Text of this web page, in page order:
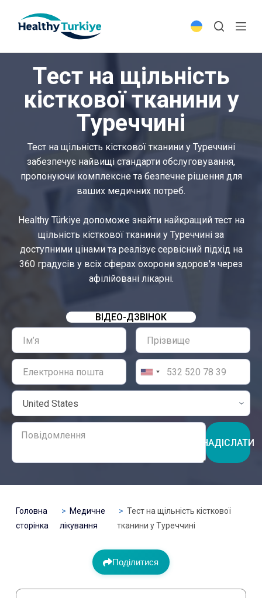
p
Тест на щільність
кісткової тканини у
Туреччині
Тест на щільність кісткової тканини у Туреччині
забезпечує найвищі стандарти обслуговування,
пропонуючи комплексне та безпечне рішення для
ваших медичних потреб.
Healthy Türkiye допоможе знайти найкращий тест на
щільність кісткової тканини у Туреччині за
доступними цінами та реалізує сервісний підхід на
360 градусів у всіх сферах охорони здоров'я через
афілійовані лікарні.
ВІДЕО-ДЗВІНОК
НАДІСЛАТИ
Головна
сторінка
Медичне
лікування
Тест на щільність кісткової
тканини у Туреччині
Поділитися